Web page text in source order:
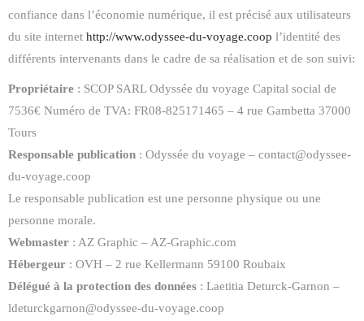
confiance dans l’économie numérique, il est précisé aux utilisateurs
du site internet http://www.odyssee-du-voyage.coop l’identité des
différents intervenants dans le cadre de sa réalisation et de son suivi:
Propriétaire : SCOP SARL Odyssée du voyage Capital social de
7536€ Numéro de TVA: FR08-825171465 – 4 rue Gambetta 37000
Tours
Responsable publication : Odyssée du voyage – contact@odyssee-
du-voyage.coop
Le responsable publication est une personne physique ou une
personne morale.
Webmaster : AZ Graphic – AZ-Graphic.com
Hébergeur : OVH – 2 rue Kellermann 59100 Roubaix
Délégué à la protection des données : Laetitia Deturck-Garnon –
ldeturckgarnon@odyssee-du-voyage.coop